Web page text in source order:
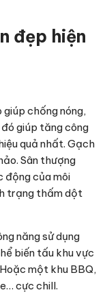
đẹp hiện
chống nóng,
giúp tăng công
quả nhất. Gạch
Sân thượng
động của môi
trạng thấm dột
năng sử dụng
biến tấu khu vực
một khu BBQ,
cực chill.